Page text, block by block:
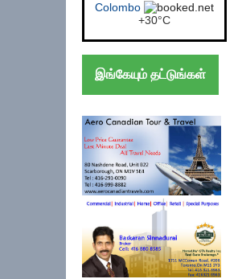
Toronto
+30°C
இங்கேயும் தட்டுங்கள்